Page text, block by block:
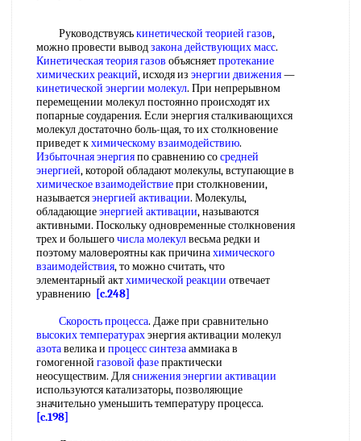
Руководствуяськинетической теорией газов,
можно провести выводзакона действующих масс.
Кинетическая теория газов объясняетпротекание
химических реакций, исходя из энергии движения—
кинетической энергии молекул. При непрерывном
перемещении молекул постоянно происходят их
попарные соударения. Если энергия сталкивающихся
молекул достаточно боль-щая, то их столкновение
приведет кхимическому взаимодействию.
Избыточная энергияпо сравнению сосредней
энергией, которой обладают молекулы, вступающие в
химическое взаимодействиепри столкновении,
называетсяэнергией активации. Молекулы,
обладающиеэнергией активации, называются
активными. Поскольку одновременные столкновения
трех и большегочисла молекулвесьма редки и
поэтому маловероятны как причинахимического
взаимодействия, то можно считать, что
элементарный актхимической реакции отвечает
уравнению [c.248]
Скорость процесса. Даже при сравнительно
высоких температурахэнергия активации молекул
азотавелика и процесс синтезааммиака в
гомогенной газовой фазепрактически
неосуществим. Дляснижения энергии активации
используются катализаторы, позволяющие
значительно уменьшить температуру процесса.
[c.198]